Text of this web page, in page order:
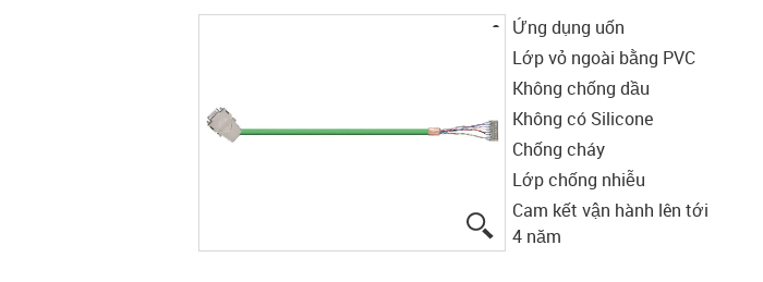
igus-icon-lupe
Ứng dụng uốn
Lớp vỏ ngoài bằng PVC
Không chống dầu
Không có Silicone
Chống cháy
Lớp chống nhiễu
Cam kết vận hành lên tới
4 năm